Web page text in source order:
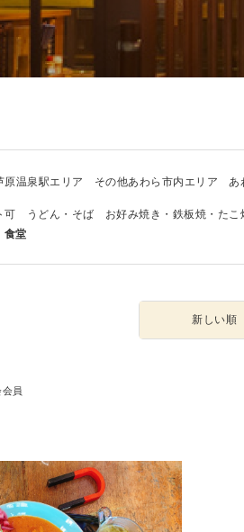
原温泉駅エリア その他あわら市内エリア あ
可 うどん・そば お好み焼き・鉄板焼・たこ
食堂
新しい順
員